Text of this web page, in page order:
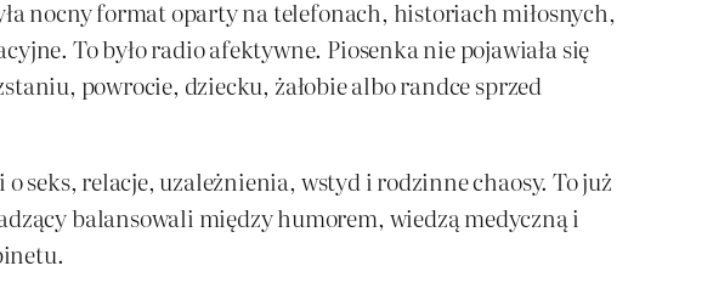
nocny format oparty na telefonach, historiach miłosnych,
To było radio afektywne. Piosenka nie pojawiała się
powrocie, dziecku, żałobie albo randce sprzed
seks, relacje, uzależnienia, wstyd i rodzinne chaosy. To już
balansowali między humorem, wiedzą medyczną i